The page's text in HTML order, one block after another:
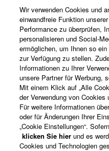
Registrierung von „Yamaha
Über Yamaha
Deutschland - German
Business
Wir verwenden Cookies und
einwandfreie Funktion
Performance zu überprüfen,
personalisieren und Social-
ermöglichen, um Ihnen so
zur Verfügung zu stellen.
Informationen zu Ihrer
unsere Partner für Werbung,
Mit einem Klick auf „Alle
der Verwendung von Cookies
Für weitere Informationen
oder für Änderungen Ihrer
„Cookie Einstellungen“.
klicken Sie hier und es
Cookies und Technologien